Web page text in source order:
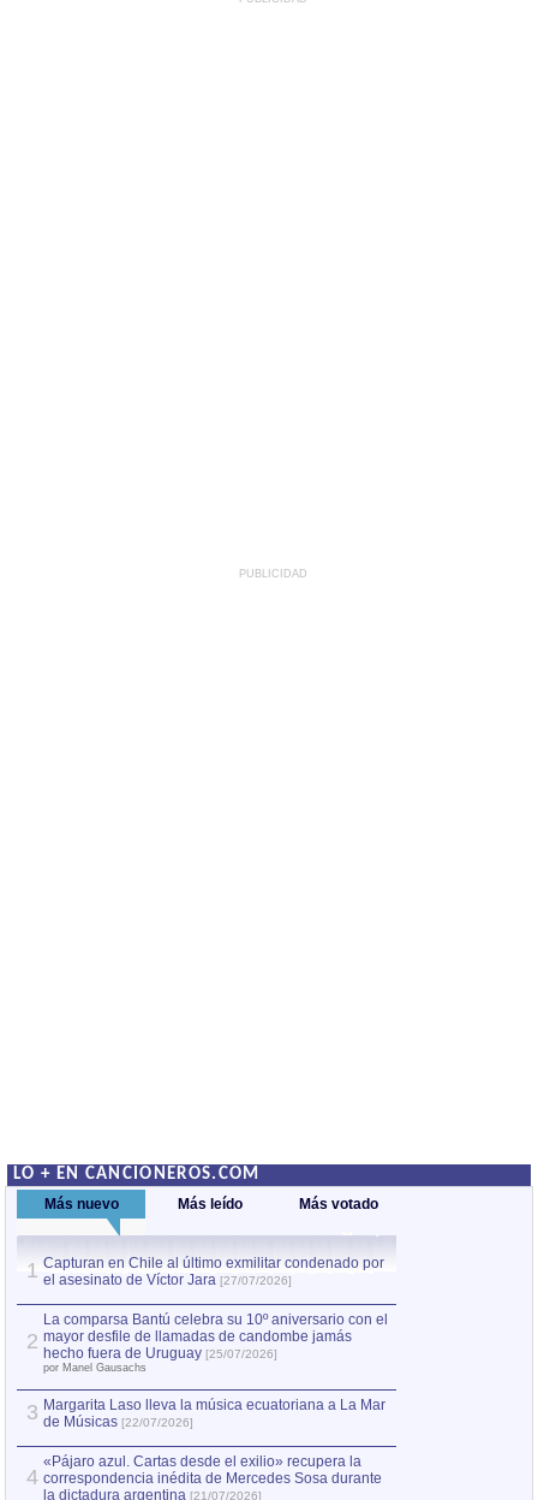
PUBLICIDAD
LO + EN CANCIONEROS.COM
Más nuevo Más leído Más votado
1 Capturan en Chile al último exmilitar condenado por
el asesinato de Víctor Jara [27/07/2026]
2
La comparsa Bantú celebra su 10º aniversario con el
mayor desfile de llamadas de candombe jamás
hecho fuera de Uruguay [25/07/2026]
por Manel Gausachs
3 Margarita Laso lleva la música ecuatoriana a La Mar
de Músicas [22/07/2026]
4
«Pájaro azul. Cartas desde el exilio» recupera la
correspondencia inédita de Mercedes Sosa durante
la dictadura argentina [21/07/2026]